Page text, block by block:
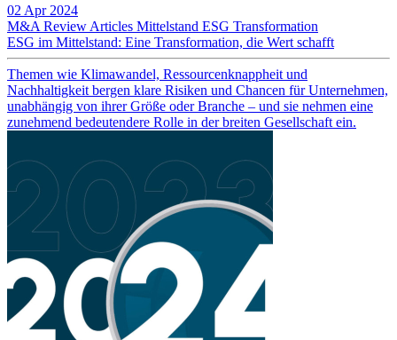
02 Apr 2024
M&A Review Articles Mittelstand ESG Transformation
ESG im Mittelstand: Eine Transformation, die Wert schafft
Themen wie Klimawandel, Ressourcenknappheit und
Nachhaltigkeit bergen klare Risiken und Chancen für Unternehmen,
unabhängig von ihrer Größe oder Branche – und sie nehmen eine
zunehmend bedeutendere Rolle in der breiten Gesellschaft ein.